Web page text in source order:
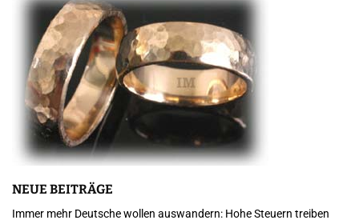
NEUE BEITRÄGE
Immer mehr Deutsche wollen auswandern: Hohe Steuern treiben